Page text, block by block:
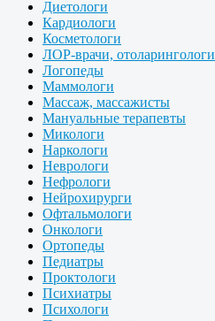
Диетологи
Кардиологи
Косметологи
ЛОР-врачи, отоларингологи
Логопеды
Маммологи
Массаж, массажисты
Мануальные терапевты
Микологи
Наркологи
Неврологи
Нефрологи
Нейрохирурги
Офтальмологи
Онкологи
Ортопеды
Педиатры
Проктологи
Психиатры
Психологи